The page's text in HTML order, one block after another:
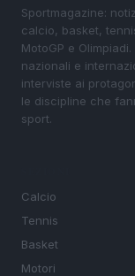
Sportmagazine:
calcio, basket,
MotoGP e
nazionali e
interviste ai
le discipline che
sport.
Calcio
Tennis
Basket
Motori